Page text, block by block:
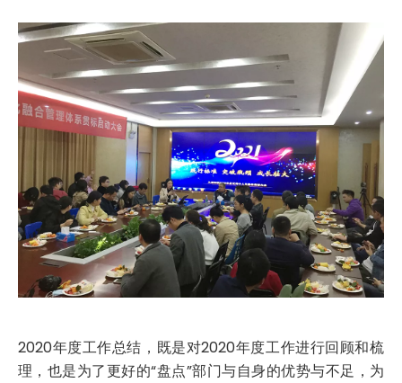
2020年度工作总结，既是对2020年度工作进行回顾和梳
理，也是为了更好的“盘点”部门与自身的优势与不足，为